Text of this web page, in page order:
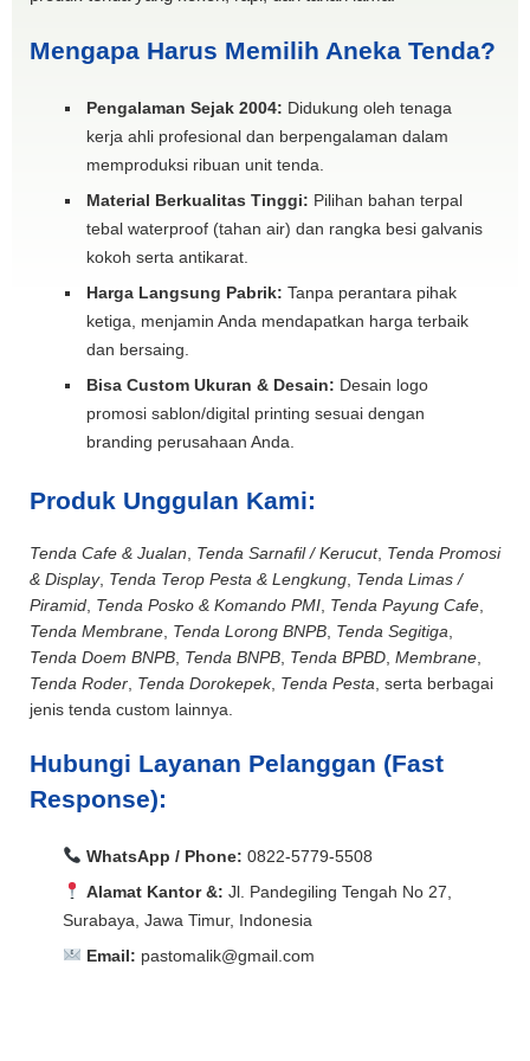
Mengapa Harus Memilih Aneka Tenda?
Pengalaman Sejak 2004: Didukung oleh tenaga
kerja ahli profesional dan berpengalaman dalam
memproduksi ribuan unit tenda.
Material Berkualitas Tinggi: Pilihan bahan terpal
tebal waterproof (tahan air) dan rangka besi galvanis
kokoh serta antikarat.
Harga Langsung Pabrik: Tanpa perantara pihak
ketiga, menjamin Anda mendapatkan harga terbaik
dan bersaing.
Bisa Custom Ukuran & Desain: Desain logo
promosi sablon/digital printing sesuai dengan
branding perusahaan Anda.
Produk Unggulan Kami:
Tenda Cafe & Jualan Tenda Sarnafil / Kerucut, Tenda Promosi
& Display, Tenda Terop Pesta & Lengkung Tenda Limas /
Piramid Tenda Posko & Komando PMI Tenda Payung Cafe
Tenda Membrane Tenda Lorong BNPB Tenda Segitiga
Tenda Doem BNPB Tenda BNPB Tenda BPBD Membrane
Tenda Roder Tenda Dorokepek, Tenda Pesta , serta berbagai
jenis tenda custom lainnya.
Hubungi Layanan Pelanggan (Fast
Response):
WhatsApp / Phone: 0822-5779-5508
Alamat Kantor &: Jl. Pandegiling Tengah No 27,
Surabaya, Jawa Timur, Indonesia
Email: pastomalik@gmail.com